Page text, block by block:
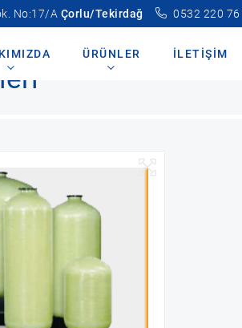
No:17/A Çorlu/Tekirdağ 0532 220 76
ÜRÜNLER İLETIŞIM